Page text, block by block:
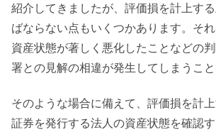
紹介してきましたが、評価損を計上す
ばならない点もいくつかあります。それ
資産状態が著しく悪化したことなどの
署との見解の相違が発生してしまうこと
そのような場合に備えて、評価損を計
証券を発行する法人の資産状態を確認